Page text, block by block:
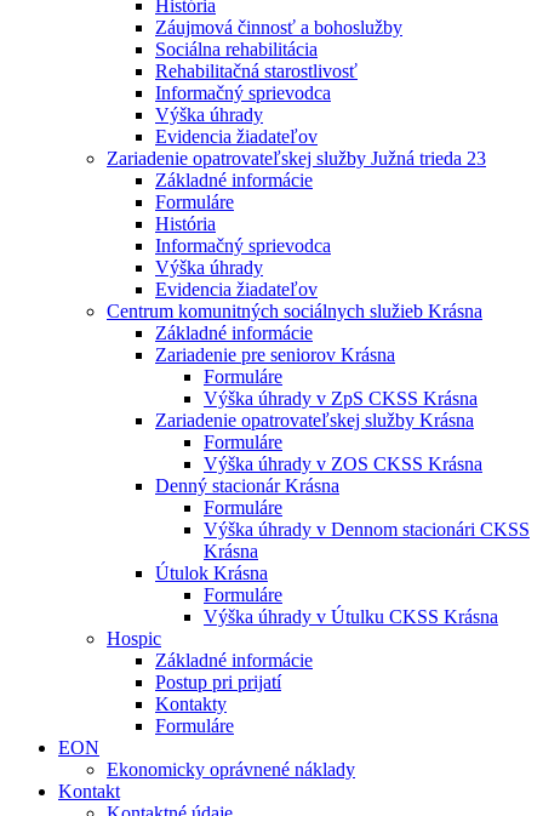
História
Záujmová činnosť a bohoslužby
Sociálna rehabilitácia
Rehabilitačná starostlivosť
Informačný sprievodca
Výška úhrady
Evidencia žiadateľov
Zariadenie opatrovateľskej služby Južná trieda 23
Základné informácie
Formuláre
História
Informačný sprievodca
Výška úhrady
Evidencia žiadateľov
Centrum komunitných sociálnych služieb Krásna
Základné informácie
Zariadenie pre seniorov Krásna
Formuláre
Výška úhrady v ZpS CKSS Krásna
Zariadenie opatrovateľskej služby Krásna
Formuláre
Výška úhrady v ZOS CKSS Krásna
Denný stacionár Krásna
Formuláre
Výška úhrady v Dennom stacionári CKSS
Krásna
Útulok Krásna
Formuláre
Výška úhrady v Útulku CKSS Krásna
Hospic
Základné informácie
Postup pri prijatí
Kontakty
Formuláre
EON
Ekonomicky oprávnené náklady
Kontakt